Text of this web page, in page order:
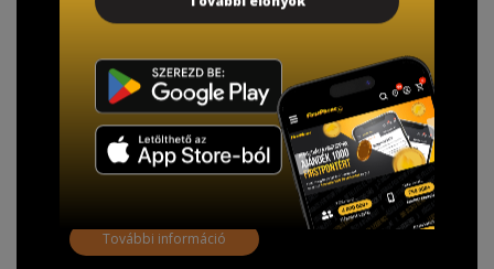
adatainak biztonsága érdekében!
A Kormány döntése alapján a kereskedő minden tartós
adathordozó termék vásárlásakor köteles ingyenes
adattörlő kódot biztosítani.
További információ